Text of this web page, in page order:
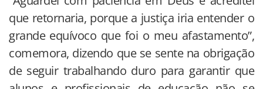
que retornaria, porque a justiça iria entender o
grande equívoco que foi o meu afastamento”,
comemora, dizendo que se sente na obrigação
de seguir trabalhando duro para garantir que